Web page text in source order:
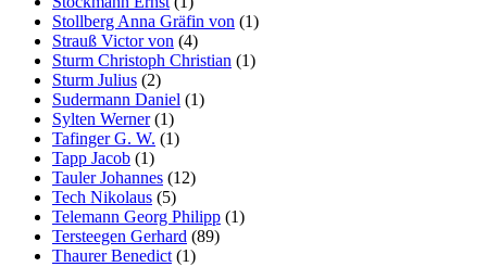
Stollberg Anna Gräfin von (1)
Strauß Victor von (4)
Sturm Christoph Christian (1)
Sturm Julius (2)
Sudermann Daniel (1)
Sylten Werner(1)
Tafinger G. W. (1)
Tapp Jacob (1)
Tauler Johannes (12)
Tech Nikolaus (5)
Telemann Georg Philipp (1)
Tersteegen Gerhard (89)
Thaurer Benedict (1)